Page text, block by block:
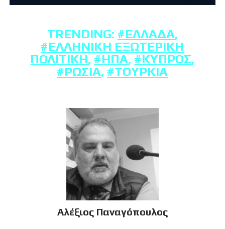
TRENDING: #ΕΛΛΆΔΑ,
#ΕΛΛΗΝΙΚΉ ΕΞΩΤΕΡΙΚΉ
ΠΟΛΙΤΙΚΉ, #ΗΠΑ, #ΚΎΠΡΟΣ,
#ΡΩΣΊΑ, #ΤΟΥΡΚΊΑ
Αλέξιος Παναγόπουλος